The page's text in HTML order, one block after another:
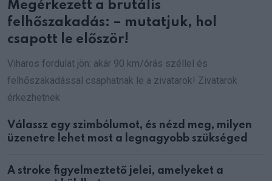
Megérkezett a brutális
felhőszakadás: – mutatjuk, hol
csapott le először!
Viharos fordulat jön: akár 90 km/órás széllel és
felhőszakadással csaphatnak le a zivatarok! Zivatarok
érkezhetnek
Válassz egy szimbólumot, és nézd meg, milyen
üzenetre lehet most a legnagyobb szükséged
A stroke figyelmeztető jelei, amelyeket a